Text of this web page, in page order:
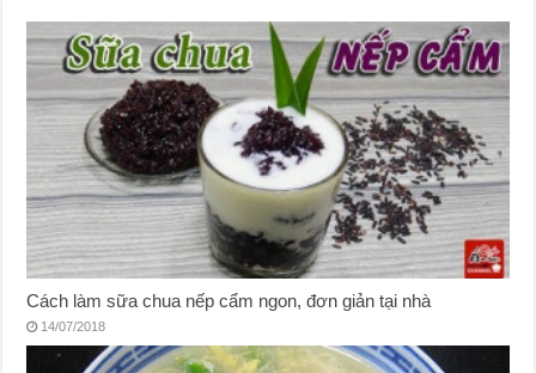
Cách làm sữa chua nếp cẩm ngon, đơn giản tại nhà
14/07/2018